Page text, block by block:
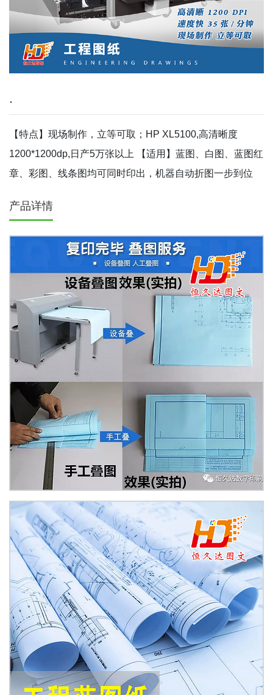
.
【特点】现场制作，立等可取；HP XL5100,高清晰度
1200*1200dp,日产5万张以上 【适用】蓝图、白图、蓝图红
章、彩图、线条图均可同时印出，机器自动折图一步到位
产品详情